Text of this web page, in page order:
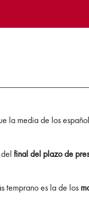
la media de los
delfinal del plazo de
temprano es la de los